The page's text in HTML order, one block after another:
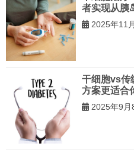
者实现从胰
2025年11
干细胞vs传
方案更适合
2025年9月